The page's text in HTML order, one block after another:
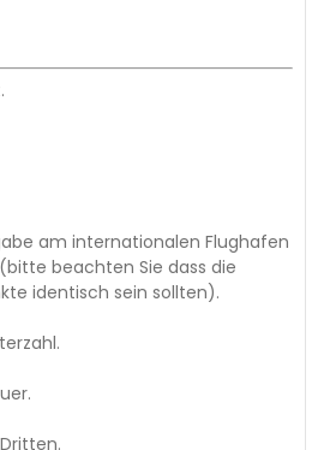
am internationalen Flughafen
beachten Sie dass die
identisch sein sollten).